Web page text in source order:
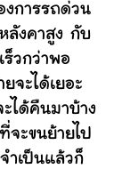
งการรถด่วน
ลังคาสูง กับ
วกว่าพอ
จะได้เยอะ
ได้คืนมาบ้าง
จะขนย้ายไป
ำเป็นแล้วก็